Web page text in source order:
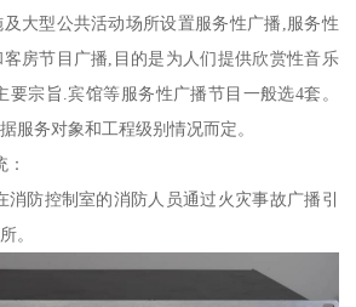
大型公共活动场所设置服务性广播,服务性
房节目广播,目的是为人们提供欣赏性音乐
宗旨.宾馆等服务性广播节目一般选4套。
服务对象和工程级别情况而定。
防控制室的消防人员通过火灾事故广播引
。